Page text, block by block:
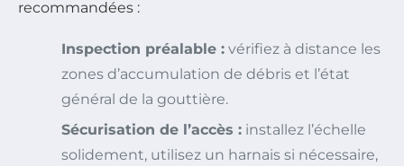
recommandées :
Inspection préalable : vérifiez à distance les
zones d’accumulation de débris et l’état
général de la gouttière.
Sécurisation de l’accès : installez l’échelle
solidement, utilisez un harnais si nécessaire,